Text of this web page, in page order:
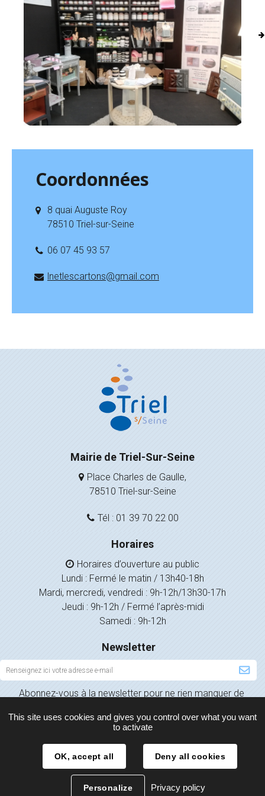
Coordonnées
8 quai Auguste Roy
78510 Triel-sur-Seine
06 07 45 93 57
lnetlescartons@gmail.com
Mairie de Triel-Sur-Seine
Place Charles de Gaulle,
78510 Triel-sur-Seine
Tél : 01 39 70 22 00
Horaires
Horaires d’ouverture au public
Lundi : Fermé le matin / 13h40-18h
Mardi, mercredi, vendredi : 9h-12h/13h30-17h
Jeudi : 9h-12h / Fermé l’après-midi
Samedi : 9h-12h
Newsletter
Inscription
à
la
Abonnez-vous à la newsletter pour ne rien manquer de
Mentions légales Politique de confidentialité
This site uses cookies and gives you control over what you want
to activate
OK, accept all Deny all cookies
Personalize Privacy policy